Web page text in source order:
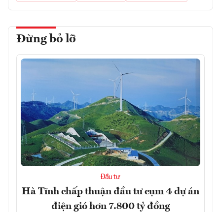
Đừng bỏ lỡ
Đầu tư
Hà Tĩnh chấp thuận đầu tư cụm 4 dự án
điện gió hơn 7.800 tỷ đồng